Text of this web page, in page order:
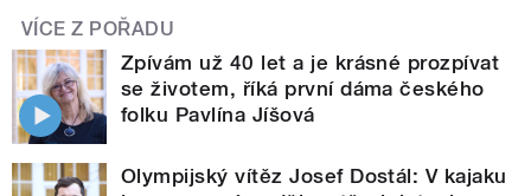
VÍCE Z POŘADU
Zpívám už 40 let a je krásné prozpívat
se životem, říká první dáma českého
folku Pavlína Jíšová
Olympijský vítěz Josef Dostál: V kajaku